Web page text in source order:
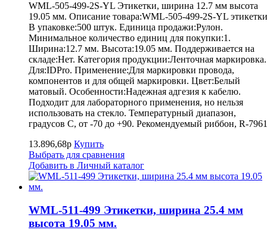
WML-505-499-2S-YL Этикетки, ширина 12.7 мм высота
19.05 мм. Описание товара:WML-505-499-2S-YL
В упаковке:500 штук. Единица продажи:Рулон.
Минимальное количество единиц для покупки:1.
Ширина:12.7 мм. Высота:19.05 мм. Поддерживается на
складе:Нет. Категория продукции:Ленточная маркировка.
Для:IDPro. Применение:Для маркировки провода,
компонентов и для общей маркировки. Цвет:Белый
матовый. Особенности:Надежная адгезия к кабелю.
Подходит для лабораторного применения, но нельзя
использовать на стекло. Температурный диапазон,
градусов С, от -70 до +90. Рекомендуемый риббон, R-
13.896,68р Купить
Выбрать для сравнения
Добавить в Личный каталог
WML-511-499 Этикетки, ширина 25.4 мм
высота 19.05 мм.